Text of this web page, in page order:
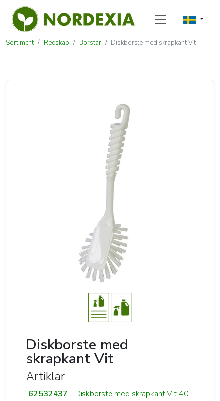
Sortiment Redskap Borstar Diskborste med skrapkant Vit
Diskborste med skrapkant Vit
Diskborste med
skrapkant Vit
Artiklar
62532437 - Diskborste med skrapkant Vit 40-